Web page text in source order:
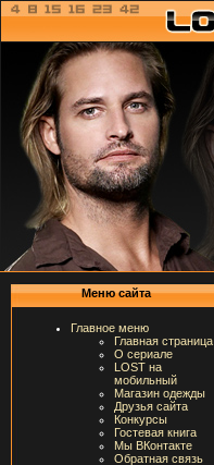
Меню сайта
Главное меню
Главная страница
О сериале
LOST на
мобильный
Магазин одежды
Друзья сайта
Конкурсы
Гостевая книга
Мы ВКонтакте
Обратная связь